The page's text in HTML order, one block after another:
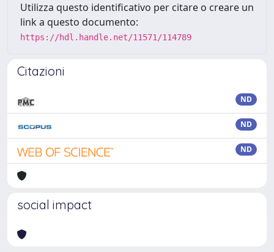
Utilizza questo identificativo per citare o creare un
link a questo documento:
https://hdl.handle.net/11571/114789
Citazioni
ND
ND
ND
social impact